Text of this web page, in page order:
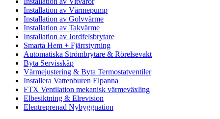
Installation av Värmepump
Installation av Golvvärme
Installation av Takvärme
Installation av Jordfelsbrytare
Smarta Hem + Fjärrstyrning
Automatiska Strömbrytare & Rörelsevakt
Byta Servisskåp
Värmejustering & Byta Termostatventiler
Installera Vattenburen Elpanna
FTX Ventilation mekanisk värmeväxling
Elbesiktning & Elrevision
Elentreprenad Nybyggnation